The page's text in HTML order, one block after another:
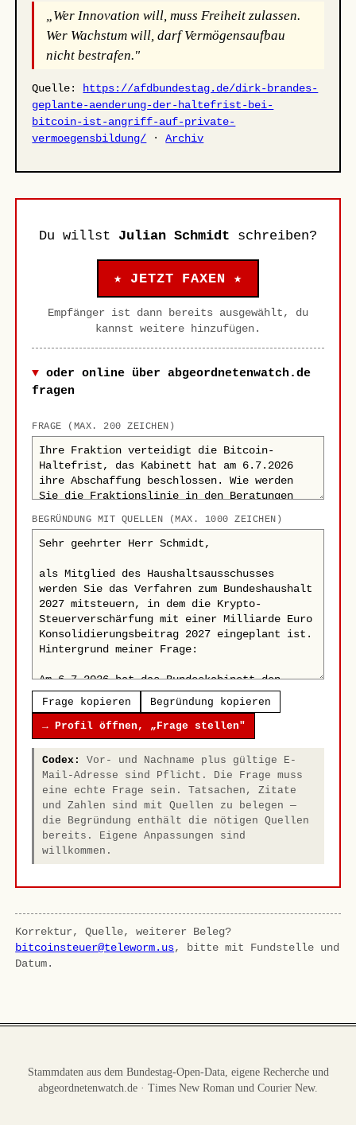
„Wer Innovation will, muss Freiheit zulassen.
Wer Wachstum will, darf Vermögensaufbau
nicht bestrafen."
Quelle:
https://afdbundestag.de/dirk-brandes-
geplante-aenderung-der-haltefrist-bei-
bitcoin-ist-angriff-auf-private-
vermoegensbildung/ ·Archiv
Du willst Julian Schmidt schreiben?
★ JETZT FAXEN ★
Empfänger ist dann bereits ausgewählt, du
kannst weitere hinzufügen.
oder online über abgeordnetenwatch.de
fragen
FRAGE (MAX. 200 ZEICHEN)
BEGRÜNDUNG MIT QUELLEN (MAX. 1000 ZEICHEN)
Frage kopieren Begründung kopieren
→ Profil öffnen, „Frage stellen"
Codex:
Vor- und Nachname plus gültige E-
Mail-Adresse sind Pflicht. Die Frage muss
eine echte Frage sein. Tatsachen, Zitate
und Zahlen sind mit Quellen zu belegen —
die Begründung enthält die nötigen Quellen
bereits. Eigene Anpassungen sind
willkommen.
Korrektur, Quelle, weiterer Beleg?
bitcoinsteuer@teleworm.us, bitte mit Fundstelle und
Datum.
Stammdaten aus dem Bundestag-Open-Data, eigene Recherche und
abgeordnetenwatch.de · Times New Roman und Courier New.